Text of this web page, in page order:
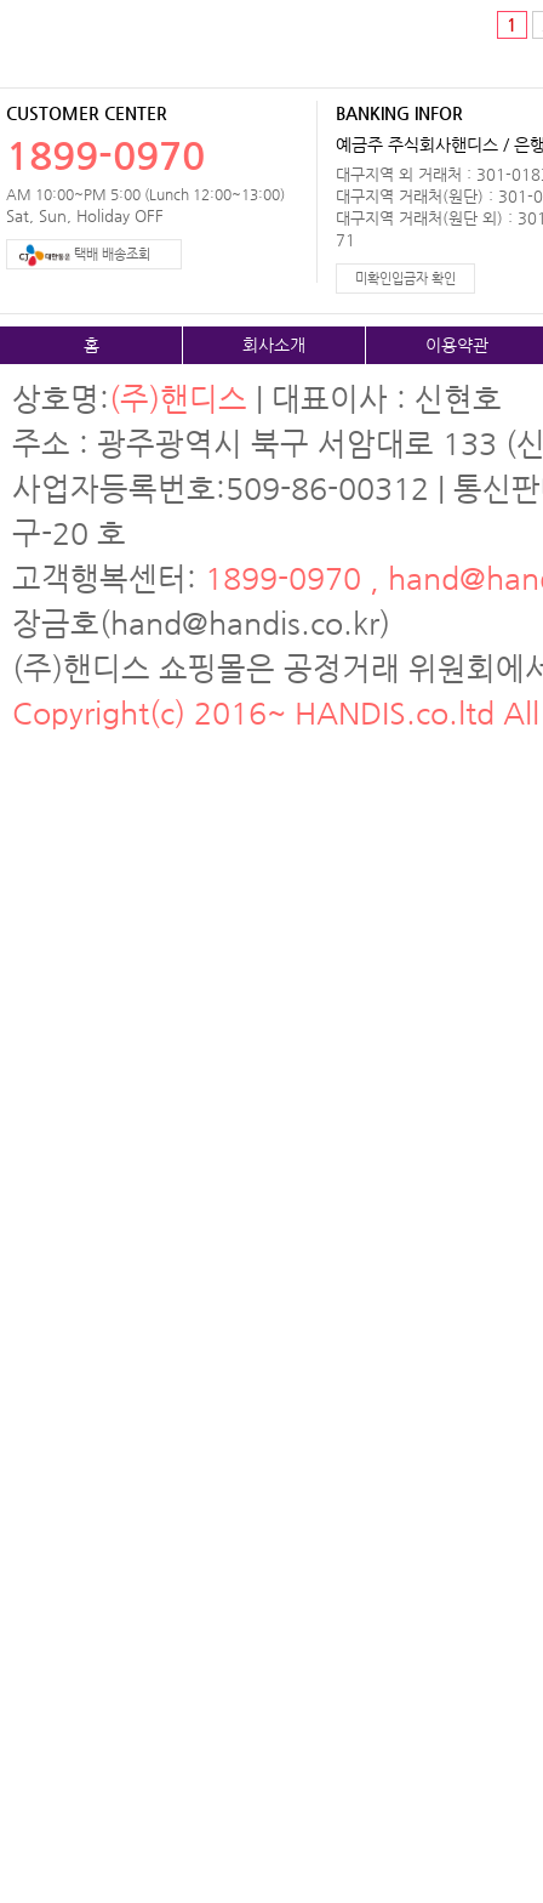
1
CUSTOMER CENTER
1899-0970
AM 10:00~PM 5:00 (Lunch 12:00~13:00)
Sat, Sun, Holiday OFF
택배 배송조회
BANKING INFOR
예금주 주식회사핸디스 / 은
대구지역 외 거래처 : 301-
대구지역 거래처(원단) :
대구지역 거래처(원단 외) :
71
미확인입금자 확인
홈 회사소개 이용약관
상호명:(주)핸디스 | 대표이사 : 신현호
주소 : 광주광역시 북구 서암대로 133 (
사업자등록번호:509-86-00312 | 통신
구-20 호
고객행복센터: 1899-0970 ,
장금호(hand@handis.co.kr)
(주)핸디스 쇼핑몰은 공정거래 위원회
Copyright(c) 2016~ HANDIS.co.ltd